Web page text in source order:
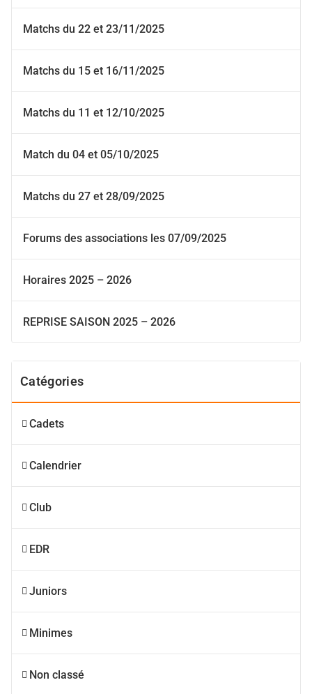
Matchs du 22 et 23/11/2025
Matchs du 15 et 16/11/2025
Matchs du 11 et 12/10/2025
Match du 04 et 05/10/2025
Matchs du 27 et 28/09/2025
Forums des associations les 07/09/2025
Horaires 2025 – 2026
REPRISE SAISON 2025 – 2026
Catégories
Cadets
Calendrier
Club
EDR
Juniors
Minimes
Non classé